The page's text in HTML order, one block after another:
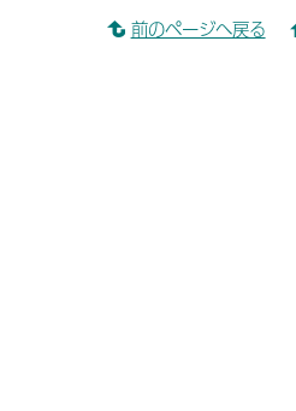
前のページへ戻る